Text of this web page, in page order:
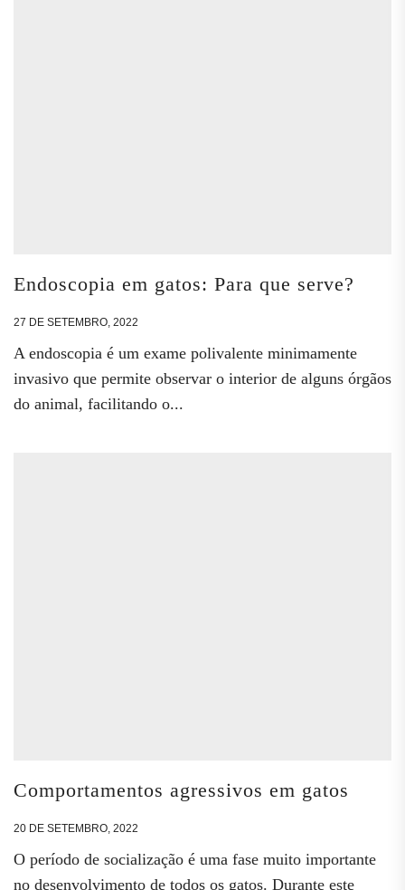
Endoscopia em gatos: Para que serve?
27 DE SETEMBRO, 2022
A endoscopia é um exame polivalente minimamente
invasivo que permite observar o interior de alguns órgãos
do animal, facilitando o...
Comportamentos agressivos em gatos
20 DE SETEMBRO, 2022
O período de socialização é uma fase muito importante
no desenvolvimento de todos os gatos. Durante este